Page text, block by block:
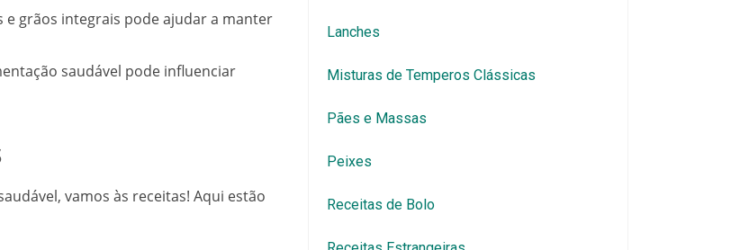
e grãos integrais pode ajudar a manter
saudável pode influenciar
vamos às receitas! Aqui estão
Lanches
Misturas de Temperos Clássicas
Pães e Massas
Peixes
Receitas de Bolo